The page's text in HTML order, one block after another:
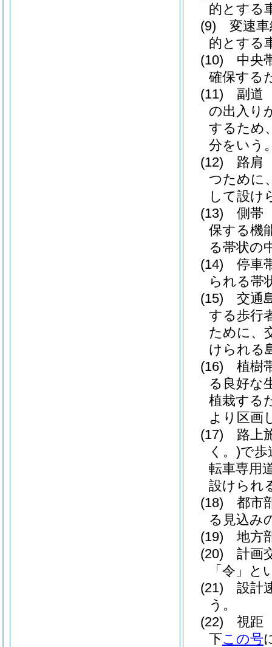
的とする
(9)
変速
的とする
(10)
中央
確保する
(11)
副道
の出入り
するため
分をいう
(12)
路肩
つために
して設け
(13)
側帯
保する機
る帯状の
(14)
停車
られる帯
(15)
交通
する歩行
ために、
けられる
(16)
植樹
る良好な
植栽する
より区画
(17)
路上
く。)で歩
転車専用
設けられ
(18)
都市
る見込み
(19)
地方
(20)
計画
「令」と
(21)
設計
う。
(22)
視距
下この号